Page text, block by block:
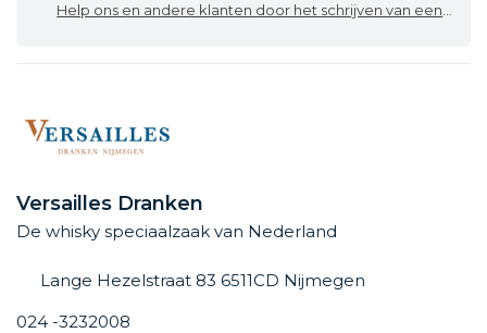
Help ons en andere klanten door het schrijven van een review
Versailles Dranken
De whisky speciaalzaak van Nederland
Lange Hezelstraat 83 6511CD Nijmegen
024 -3232008